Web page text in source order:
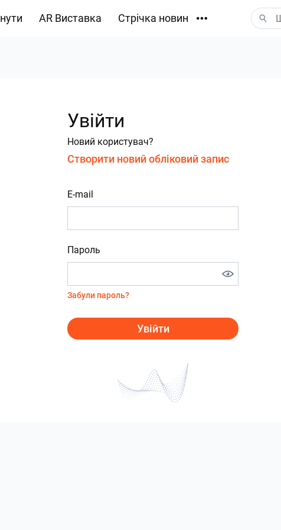
AR Виставка Стрічка новин
Увійти
Новий користувач?
Створити новий обліковий запис
E-mail
Пароль
Забули пароль?
Увійти